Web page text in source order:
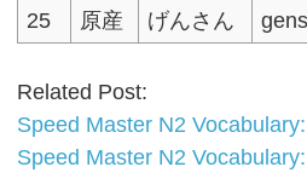
25
原産 げんさん
Related Post:
Speed Master N2
Speed Master N2